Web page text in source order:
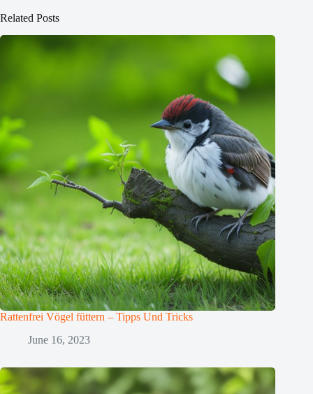
Related Posts
Rattenfrei Vögel füttern – Tipps Und Tricks
June 16, 2023